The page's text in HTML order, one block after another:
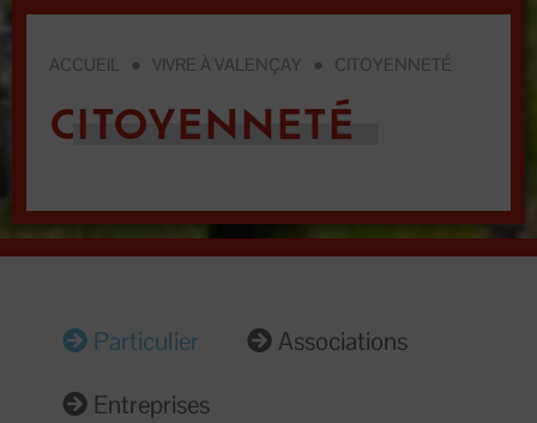
ACCUEIL ● VIVRE À VALENÇAY ● CITOYENNETÉ
CITOYENNETÉ
Particulier
Associations
Entreprises